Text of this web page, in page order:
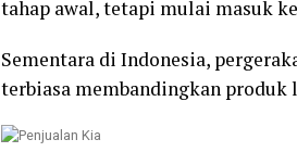
tahap awal, tetapi mulai masuk
Sementara di Indonesia,
terbiasa membandingkan produk